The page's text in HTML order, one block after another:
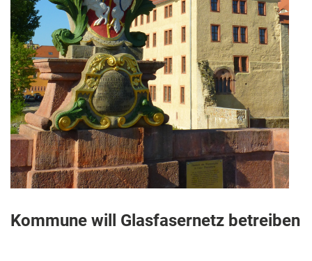
Kommune will Glasfasernetz betreiben